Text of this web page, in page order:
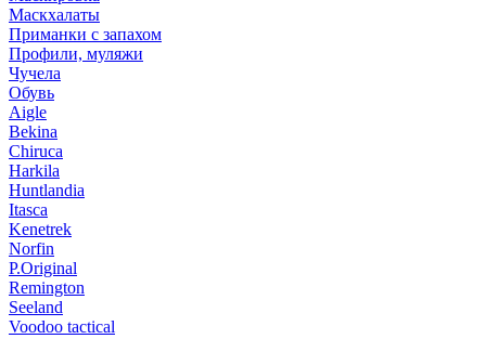
Маскхалаты
Приманки с запахом
Профили, муляжи
Чучела
Обувь
Aigle
Bekina
Chiruсa
Harkila
Huntlandia
Itasca
Kenetrek
Norfin
P.Original
Remington
Seeland
Voodoo tactical